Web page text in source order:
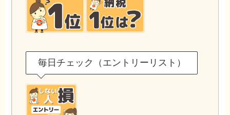
毎日チェック（エントリーリスト）